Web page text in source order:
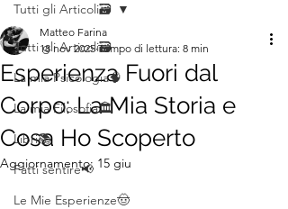
Tutti gli Articoli🗃️
La mia Psicologia🧠
La mia Filosofia🏛️
Libri📚
Fatti sentire📢
Le Mie Esperienze🤠
Tutti gli Articoli🗃️
Esperienza Fuori dal
Corpo: La Mia Storia e
Cosa Ho Scoperto
Matteo Farina
18 nov 2025 Tempo di lettura: 8 min
Aggiornamento: 15 giu